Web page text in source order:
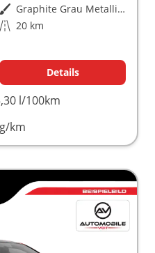
Außenfarbe
Graphite Grau Metallic (5X)
Kilometerstand 20 km
Details
l/100km
km